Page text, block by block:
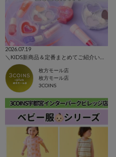
2026.07.19
枚方モール店
枚方モール店
3COINS